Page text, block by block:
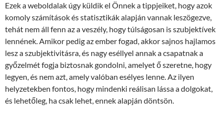
Ezek a weboldalak úgy küldik el Önnek a tippjeiket, hogy azok
komoly számítások és statisztikák alapján vannak leszögezve,
tehát nem áll fenn az a veszély, hogy túlságosan is szubjektívek
lennének. Amikor pedig az ember fogad, akkor sajnos hajlamos
lesz a szubjektivitásra, és nagy eséllyel annak a csapatnak a
győzelmét fogja biztosnak gondolni, amelyet ő szeretne, hogy
legyen, és nem azt, amely valóban esélyes lenne. Az ilyen
helyzetekben fontos, hogy mindenki reálisan lássa a dolgokat,
és lehetőleg, ha csak lehet, ennek alapján döntsön.